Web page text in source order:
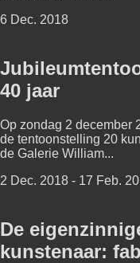
6 Dec. 2018
40 jaar
Op zondag 2 december
de tentoonstelling 20
de Galerie William...
2 Dec. 2018 - 17 Feb.
De
kunstenaar: